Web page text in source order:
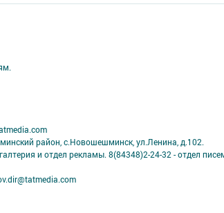
район, с.Новошешминск, ул.Ленина, д.102.
и отдел рекламы. 8(84348)2-24-32 - отдел